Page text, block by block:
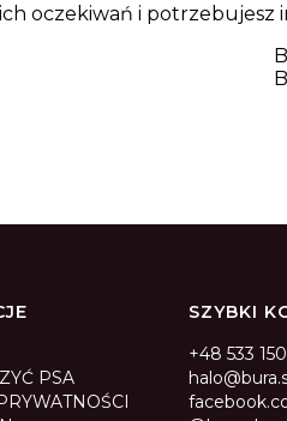
oczekiwań i
PSA
SZYBKI
+48 533